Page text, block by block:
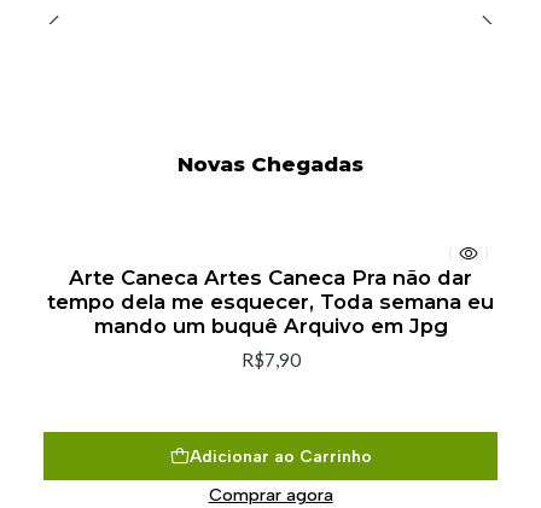
Novas Chegadas
Arte Caneca Artes Caneca Pra não dar
tempo dela me esquecer, Toda semana eu
mando um buquê Arquivo em Jpg
R$7,90
Adicionar ao Carrinho
Comprar agora